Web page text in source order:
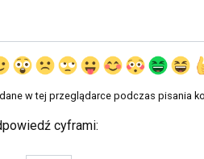
w tej przeglądarce podczas pisania
cyframi: